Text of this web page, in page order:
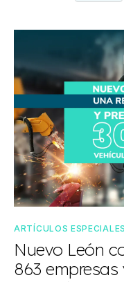
ARTÍCULOS ESPECIALES
Nuevo León
863 empresas